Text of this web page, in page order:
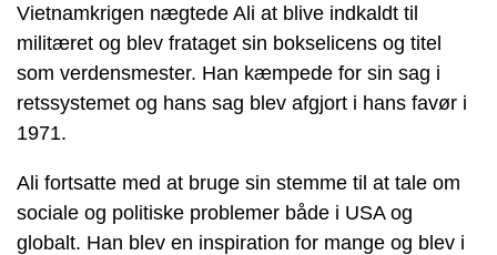
Vietnamkrigen nægtede Ali at blive indkaldt til
militæret og blev frataget sin bokselicens og titel
som verdensmester. Han kæmpede for sin sag i
retssystemet og hans sag blev afgjort i hans favør i
1971.
Ali fortsatte med at bruge sin stemme til at tale om
sociale og politiske problemer både i USA og
globalt. Han blev en inspiration for mange og blev i